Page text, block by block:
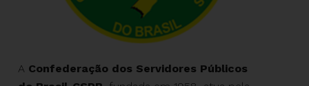
A Confederação dos Servidores Públicos